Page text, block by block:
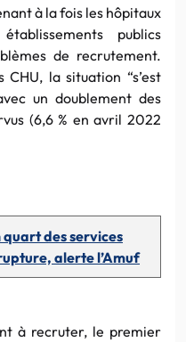
à la fois les hôpitaux
publics
de recrutement.
la situation “s’est
un doublement des
(6,6 % en avril 2022
quart des services
alerte l’Amuf
à recruter, le premier